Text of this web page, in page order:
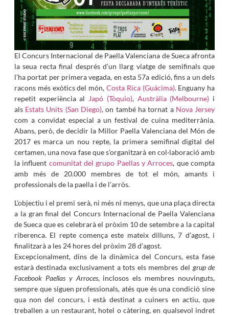
El Concurs Internacional de Paella Valenciana de Sueca afronta
la seua recta final després d’un llarg viatge de semifinals que
l’ha portat per primera vegada, en esta 57a edició, fins a un dels
racons més exòtics del món, Costa Rica (Guácima). Enguany ha
repetit experiència alJapó (Tòquio), Austràlia (Melbourne) i
als Estats Units (San Diego), on també ha tornat a Nova Jersey
com a convidat especial a un festival de cuina mediterrània.
Abans, però, de decidir la Millor Paella Valenciana del Món de
2017 es marca un nou repte, la primera semifinal digital del
certamen, una nova fase que s’organitzarà en col·laboració amb
la influent comunitat del grupo Paellas y Arroces, que compta
amb més de 20.000 membres de tot el món, amants i
professionals de la paella i de l’arròs.
L’objectiu i el premi serà, ni més ni menys, que una plaça directa
a la gran final del Concurs Internacional de Paella Valenciana
de Sueca que es celebrarà el pròxim 10 de setembre a la capital
riberenca. El repte comença este mateix dilluns, 7 d’agost, i
finalitzarà a les 24 hores del pròxim 28 d’agost.
Excepcionalment, dins de la dinàmica del Concurs, esta fase
estarà destinada exclusivament a tots els membres del grup de
Facebook Paellas y Arroces, inclosos els membres nouvinguts,
sempre que siguen professionals, atés que és una condició sine
qua non del concurs, i està destinat a cuiners en actiu, que
treballen a un restaurant, hotel o càtering, en qualsevol indret